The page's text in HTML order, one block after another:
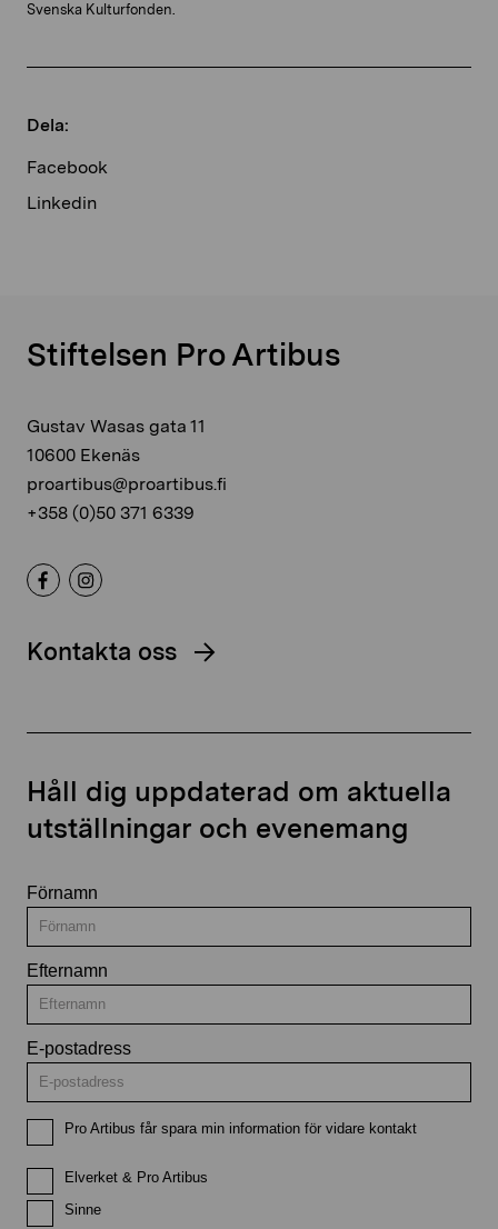
Dela:
Facebook
Linkedin
Svenska Kulturfonden.
Stiftelsen Pro Artibus
Gustav Wasas gata 11
10600 Ekenäs
proartibus@proartibus.fi
+358 (0)50 371 6339
Kontakta oss
Håll dig uppdaterad om aktuella
utställningar och evenemang
Förnamn
Efternamn
E-postadress
Pro Artibus får spara min information för vidare kontakt
Elverket & Pro Artibus
Sinne